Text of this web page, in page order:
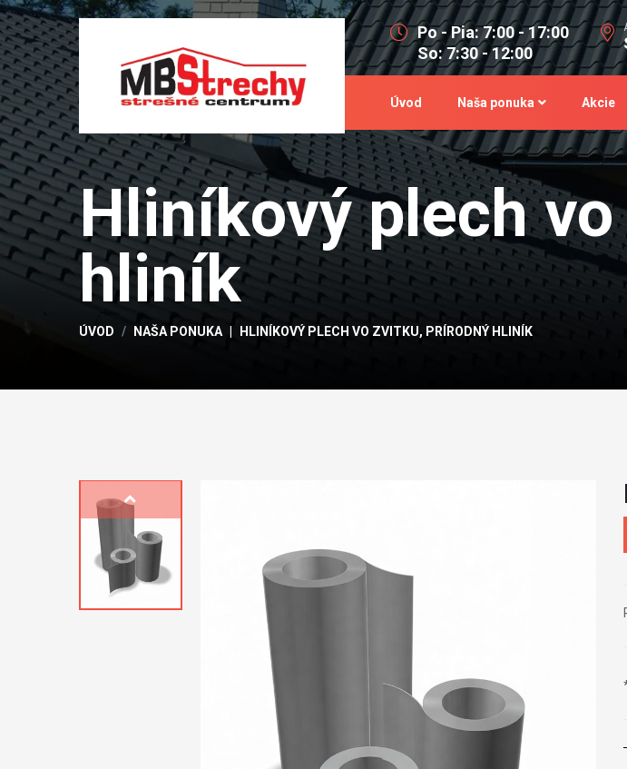
Po - Pia: 7:00 - 17:00
So: 7:30 - 12:00
Úvod Naša ponuka Akcie
Hliníkový plech
hliník
ÚVOD NAŠA PONUKA HLINÍKOVÝ PLECH VO ZVITKU, PRÍRODNÝ HLINÍK